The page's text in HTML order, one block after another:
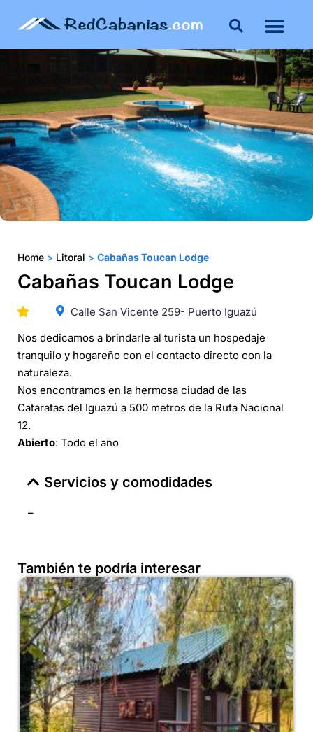
Home > Litoral > Cabañas Toucan Lodge
Cabañas Toucan Lodge
Calle San Vicente 259- Puerto Iguazú
Nos dedicamos a brindarle al turista un hospedaje
tranquilo y hogareño con el contacto directo con la
naturaleza.
Nos encontramos en la hermosa ciudad de las
Cataratas del Iguazú a 500 metros de la Ruta Nacional
12.
Abierto: Todo el año
Servicios y comodidades
–
También te podría interesar